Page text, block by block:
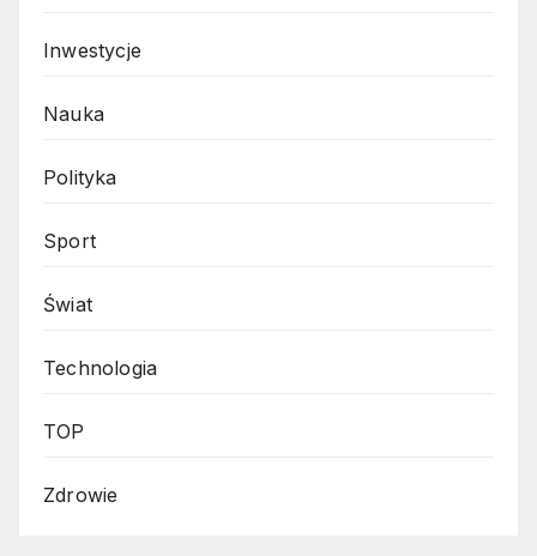
Inwestycje
Nauka
Polityka
Sport
Świat
Technologia
TOP
Zdrowie